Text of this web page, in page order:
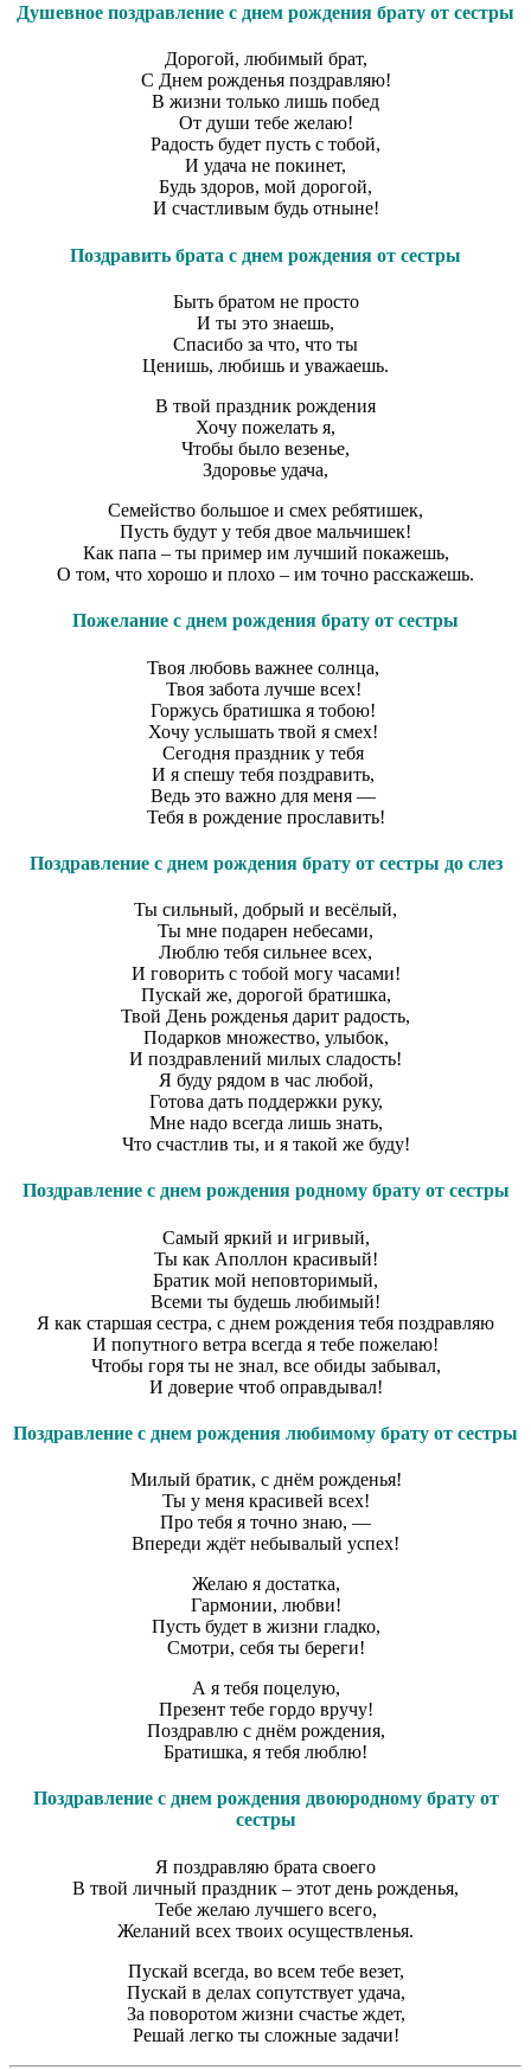
Душевное поздравление с днем рождения брату от сестры
Дорогой, любимый брат,
С Днем рожденья поздравляю!
В жизни только лишь побед
От души тебе желаю!
Радость будет пусть с тобой,
И удача не покинет,
Будь здоров, мой дорогой,
И счастливым будь отныне!
Поздравить брата с днем рождения от сестры
Быть братом не просто
И ты это знаешь,
Спасибо за что, что ты
Ценишь, любишь и уважаешь.
В твой праздник рождения
Хочу пожелать я,
Чтобы было везенье,
Здоровье удача,
Семейство большое и смех ребятишек,
Пусть будут у тебя двое мальчишек!
Как папа – ты пример им лучший покажешь,
О том, что хорошо и плохо – им точно расскажешь.
Пожелание с днем рождения брату от сестры
Твоя любовь важнее солнца,
Твоя забота лучше всех!
Горжусь братишка я тобою!
Хочу услышать твой я смех!
Сегодня праздник у тебя
И я спешу тебя поздравить,
Ведь это важно для меня —
Тебя в рождение прославить!
Поздравление с днем рождения брату от сестры до слез
Ты сильный, добрый и весёлый,
Ты мне подарен небесами,
Люблю тебя сильнее всех,
И говорить с тобой могу часами!
Пускай же, дорогой братишка,
Твой День рожденья дарит радость,
Подарков множество, улыбок,
И поздравлений милых сладость!
Я буду рядом в час любой,
Готова дать поддержки руку,
Мне надо всегда лишь знать,
Что счастлив ты, и я такой же буду!
Поздравление с днем рождения родному брату от сестры
Самый яркий и игривый,
Ты как Аполлон красивый!
Братик мой неповторимый,
Всеми ты будешь любимый!
Я как старшая сестра, с днем рождения тебя поздравляю
И попутного ветра всегда я тебе пожелаю!
Чтобы горя ты не знал, все обиды забывал,
И доверие чтоб оправдывал!
Поздравление с днем рождения любимому брату от сестры
Милый братик, с днём рожденья!
Ты у меня красивей всех!
Про тебя я точно знаю, —
Впереди ждёт небывалый успех!
Желаю я достатка,
Гармонии, любви!
Пусть будет в жизни гладко,
Смотри, себя ты береги!
А я тебя поцелую,
Презент тебе гордо вручу!
Поздравлю с днём рождения,
Братишка, я тебя люблю!
Поздравление с днем рождения двоюродному брату от
сестры
Я поздравляю брата своего
В твой личный праздник – этот день рожденья,
Тебе желаю лучшего всего,
Желаний всех твоих осуществленья.
Пускай всегда, во всем тебе везет,
Пускай в делах сопутствует удача,
За поворотом жизни счастье ждет,
Решай легко ты сложные задачи!